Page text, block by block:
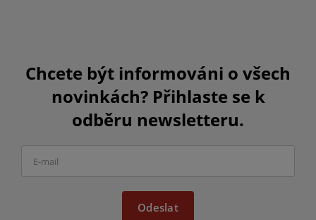
Chcete být informováni o všech
novinkách? Přihlaste se k
odběru newsletteru.
Odeslat